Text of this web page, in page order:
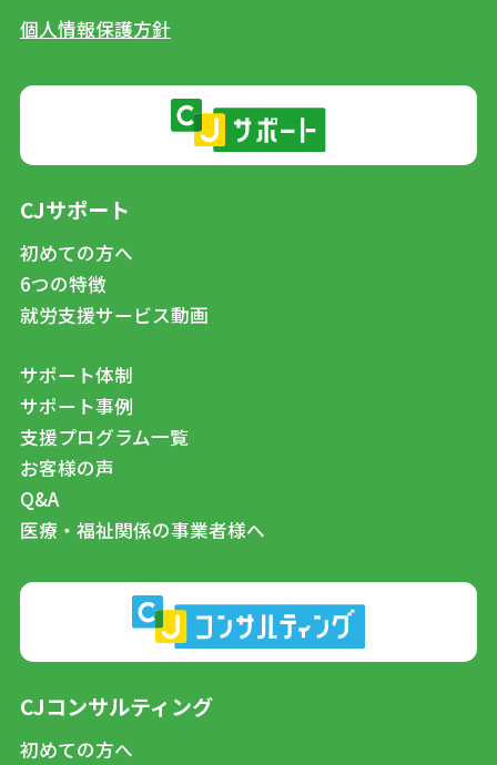
個人情報保護方針
CJサポート
初めての方へ
6つの特徴
就労支援サービス動画
サポート体制
サポート事例
支援プログラム一覧
お客様の声
Q&A
医療・福祉関係の事業者様へ
CJコンサルティング
初めての方へ